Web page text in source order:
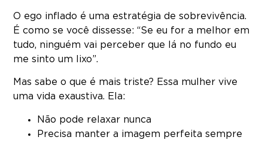
O ego inflado é uma estratégia de sobrevivência.
É como se você dissesse: “Se eu for a melhor em
tudo, ninguém vai perceber que lá no fundo eu
me sinto um lixo”.
Mas sabe o que é mais triste? Essa mulher vive
uma vida exaustiva. Ela:
Não pode relaxar nunca
Precisa manter a imagem perfeita sempre